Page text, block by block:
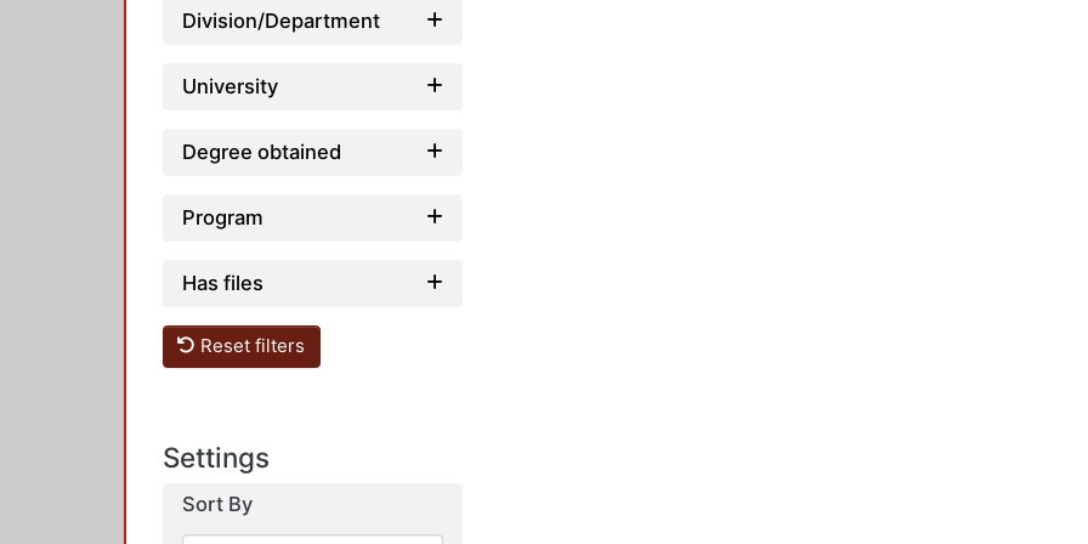
Division/Department
University
Degree obtained
Program
Has files
Reset filters
Settings
Sort By